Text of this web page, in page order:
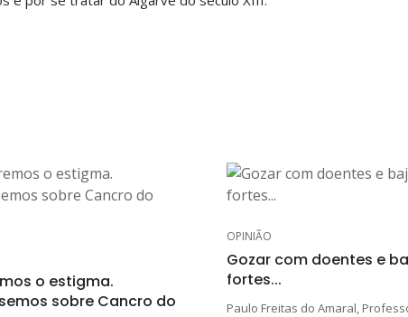
o estigma.
sobre Cancro do
OPINIÃO
Gozar com doentes e
fortes...
Paulo Freitas do Amaral,